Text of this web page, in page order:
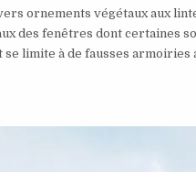
ornements végétaux aux
des fenêtres dont certaines
limite à de fausses